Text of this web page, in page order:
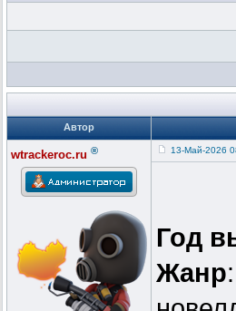
Автор
wtrackeroc.ru ® 13-Май-2026
Год
Жанр